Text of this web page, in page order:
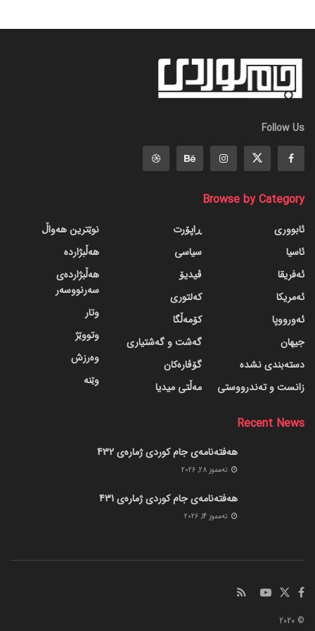
Follow Us
Browse by Category
ئابووری
ئاسیا
ئەفریقا
ئەمریکا
ئەورووپا
جیهان
دسته‌بندی نشده
زانست و تەندرووستی
ڕاپۆرت
سیاسی
ڤیدیۆ
کەلتوری
کۆمەڵگا
گه‌شت و گه‌شتیاری
گۆڤاره‌کان
مەڵتی میدیا
نوێترین هەواڵ
هەڵبژاردە
هەڵبژاردەی
سەرنووسەر
وتار
وتووێژ
وەرزش
وێنە
Recent News
هەفتەنامەی جام کوردی ژمارەی 432
ته‌مموز 28, 2026
هەفتەنامەی جام کوردی ژمارەی 431
ته‌مموز 14, 2026
© 2020